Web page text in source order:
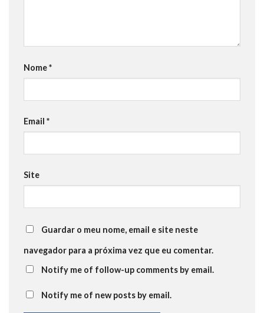
Nome*
Email *
Site
Guardar o meu nome, email e site neste
navegador para a próxima vez que eu comentar.
Notify me of follow-up comments by email.
Notify me of new posts by email.